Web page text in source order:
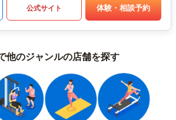
公式サイト 体験・相談予約
他のジャンルの店舗を探す